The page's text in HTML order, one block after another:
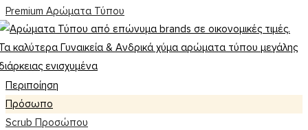
Premium Αρώματα Τύπου
Περιποίηση
Πρόσωπο
Scrub Προσώπου